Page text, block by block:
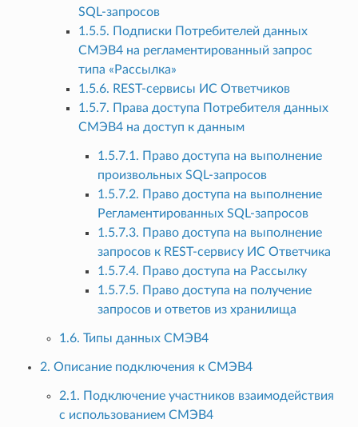
SQL-запросов
1.5.5. Подписки Потребителей данных
СМЭВ4 на регламентированный запрос
типа «Рассылка»
1.5.6. REST-сервисы ИС Ответчиков
1.5.7. Права доступа Потребителя данных
СМЭВ4 на доступ к данным
1.5.7.1. Право доступа на выполнение
произвольных SQL-запросов
1.5.7.2. Право доступа на выполнение
Регламентированных SQL-запросов
1.5.7.3. Право доступа на выполнение
запросов к REST-сервису ИС Ответчика
1.5.7.4. Право доступа на Рассылку
1.5.7.5. Право доступа на получение
запросов и ответов из хранилища
1.6. Типы данных СМЭВ4
2. Описание подключения к СМЭВ4
2.1. Подключение участников взаимодействия
с использованием СМЭВ4